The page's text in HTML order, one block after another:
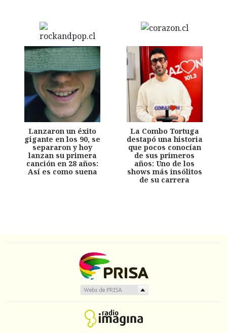
Lanzaron un éxito
gigante en los 90, se
separaron y hoy
lanzan su primera
canción en 28 años:
Así es como suena
La Combo Tortuga
destapó una historia
que pocos conocían
de sus primeros
años: Uno de los
shows más insólitos
de su carrera